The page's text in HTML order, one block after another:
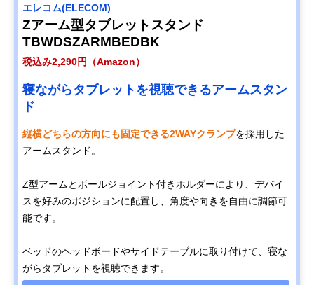
エレコム(ELECOM)
Zアーム型タブレットスタンド
TBWDSZARMBEDBK
税込み2,290円（Amazon）
寝ながらタブレットを視聴できるアームスタン
ド
縦横どちらの方向にも固定できる2WAYクランプを採用した
アームスタンド。
Z型アームとボールジョイント付きホルダーにより、デバイ
スを好みのポジションに配置し、角度や向きを自由に調節可
能です。
ベッドのヘッドボードやサイドテーブルに取り付けて、寝な
がらタブレットを視聴できます。